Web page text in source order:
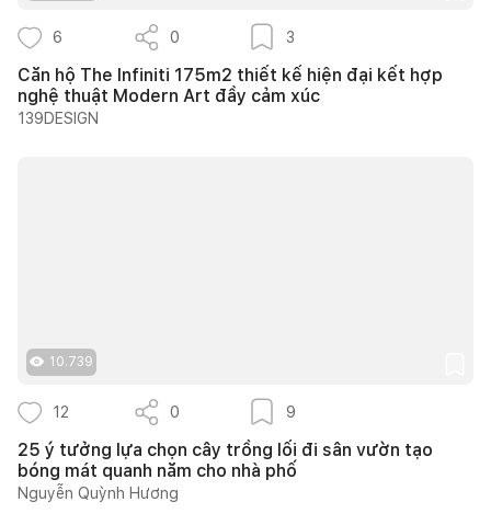
6 0 3
Căn hộ The Infiniti 175m2 thiết kế hiện đại kết hợp
nghệ thuật Modern Art đầy cảm xúc
139DESIGN
10.739
12 0 9
25 ý tưởng lựa chọn cây trồng lối đi sân vườn tạo
bóng mát quanh năm cho nhà phố
Nguyễn Quỳnh Hương